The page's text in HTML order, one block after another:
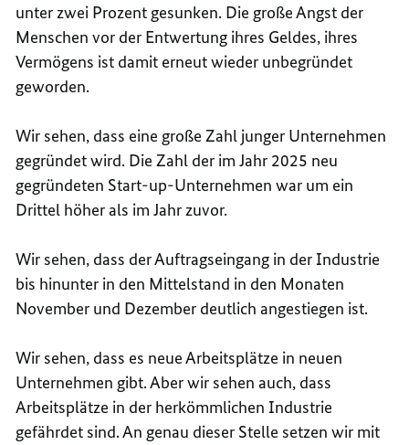
unter zwei Prozent gesunken. Die große Angst der
Menschen vor der Entwertung ihres Geldes, ihres
Vermögens ist damit erneut wieder unbegründet
geworden.
Wir sehen, dass eine große Zahl junger Unternehmen
gegründet wird. Die Zahl der im Jahr 2025 neu
gegründeten Start-up-Unternehmen war um ein
Drittel höher als im Jahr zuvor.
Wir sehen, dass der Auftragseingang in der Industrie
bis hinunter in den Mittelstand in den Monaten
November und Dezember deutlich angestiegen ist.
Wir sehen, dass es neue Arbeitsplätze in neuen
Unternehmen gibt. Aber wir sehen auch, dass
Arbeitsplätze in der herkömmlichen Industrie
gefährdet sind. An genau dieser Stelle setzen wir mit